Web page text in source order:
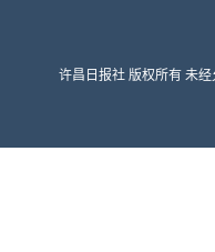
许昌日报社 版权所有 未经